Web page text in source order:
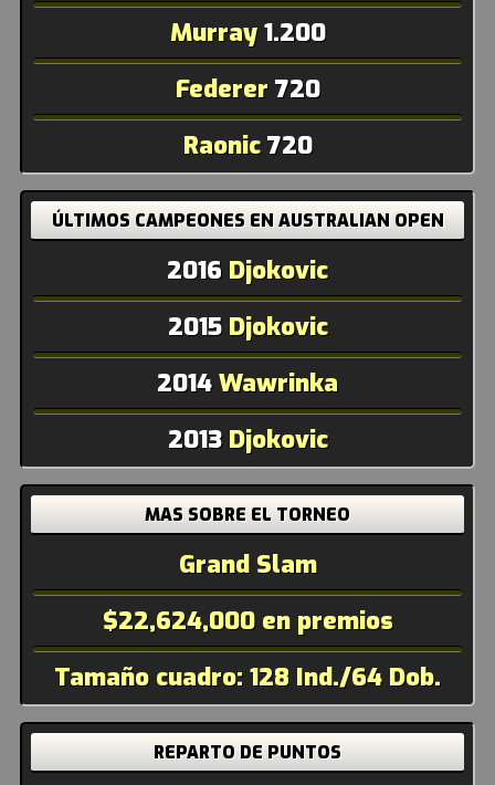
Murray1.200
Federer 720
Raonic 720
ÚLTIMOS CAMPEONES EN AUSTRALIAN OPEN
2016 Djokovic
2015Djokovic
2014 Wawrinka
2013Djokovic
MAS SOBRE EL TORNEO
Grand Slam
$22,624,000 en premios
Tamaño cuadro: 128 Ind./64 Dob.
REPARTO DE PUNTOS